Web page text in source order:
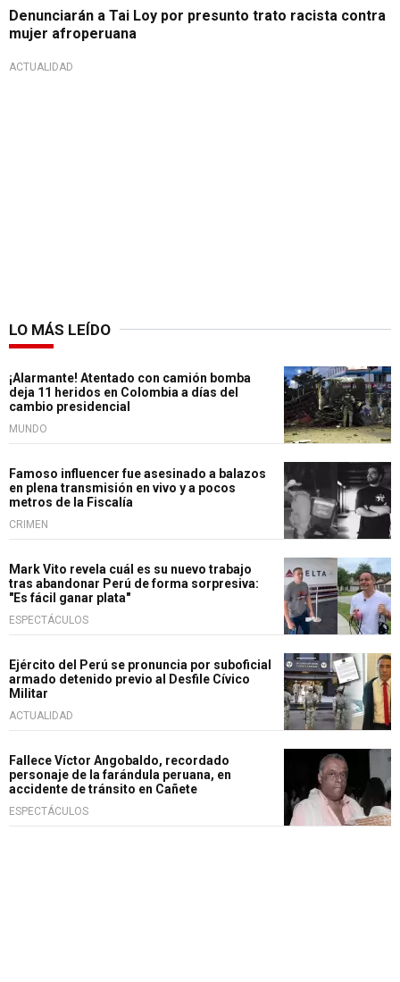
Denunciarán a Tai Loy por presunto trato racista contra
mujer afroperuana
ACTUALIDAD
LO MÁS LEÍDO
¡Alarmante! Atentado con camión bomba
deja 11 heridos en Colombia a días del
cambio presidencial
MUNDO
Famoso influencer fue asesinado a balazos
en plena transmisión en vivo y a pocos
metros de la Fiscalía
CRIMEN
Mark Vito revela cuál es su nuevo trabajo
tras abandonar Perú de forma sorpresiva:
"Es fácil ganar plata"
ESPECTÁCULOS
Ejército del Perú se pronuncia por suboficial
armado detenido previo al Desfile Cívico
Militar
ACTUALIDAD
Fallece Víctor Angobaldo, recordado
personaje de la farándula peruana, en
accidente de tránsito en Cañete
ESPECTÁCULOS